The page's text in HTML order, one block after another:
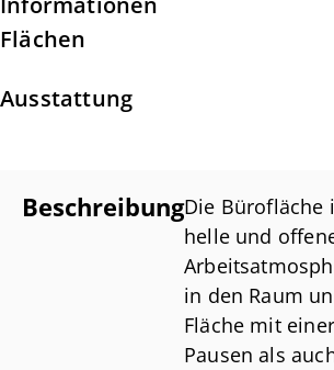
Flächen
Ausstattung
BeschreibungDie Bürofläche
helle und
in den Raum
Fläche mit
Pausen als